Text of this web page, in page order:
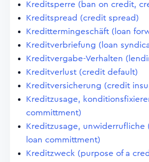
Kreditsperre (ban on credit,
Kreditspread (credit spread)
Kredittermingeschäft (loan
Kreditverbriefung (loan
Kreditvergabe-Verhalten
Kreditverlust (credit default)
Kreditversicherung (credit
Kreditzusage,
committment)
Kreditzusage, unwiderrufliche
loan committment)
Kreditzweck (purpose of a